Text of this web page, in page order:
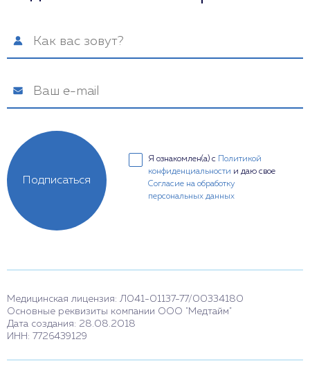
Я ознакомлен(а) с
Политикой
конфиденциальности и даю свое
Согласие на обработку
персональных данных
Подписаться
Медицинская лицензия: Л041-01137-77/00334180
Основные реквизиты компании ООО "Медтайм"
Дата создания: 28.08.2018
ИНН: 7726439129